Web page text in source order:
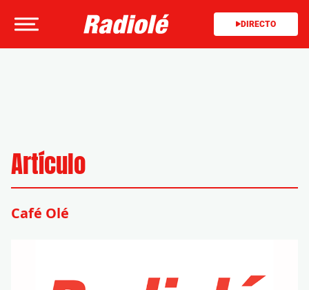
DIRECTO
Artículo
Café Olé